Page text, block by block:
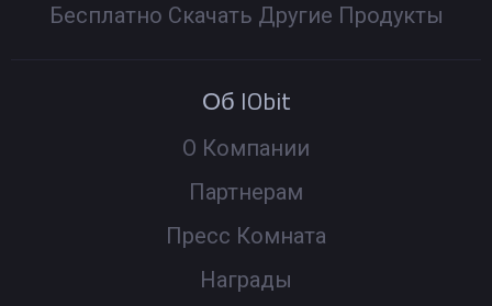
Бесплатно Скачать Другие Продукты
Об IObit
О Компании
Партнерам
Пресс Комната
Награды